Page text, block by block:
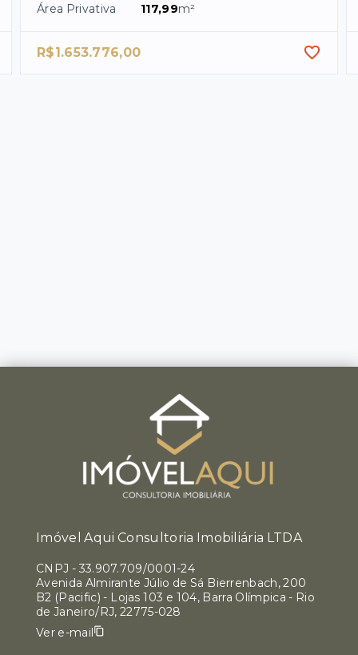
Área Privativa
117,99m²
R$1.653.776,00
Imóvel Aqui Consultoria Imobiliária LTDA
CNPJ - 33.907.709/0001-24
Avenida Almirante Júlio de Sá Bierrenbach, 200
B2 (Pacific) - Lojas 103 e 104, Barra Olímpica - Rio
de Janeiro/RJ, 22775-028
Ver e-mail